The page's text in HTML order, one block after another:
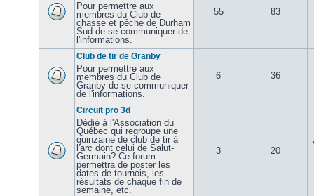
Pour permettre aux
membres du Club de
chasse et pêche de Durham
Sud de se communiquer de
l'informations.
55 83
Club de tir de Granby
Pour permettre aux
membres du Club de
Granby de se communiquer
de l'informations.
6 36
Circuit pro 3d
Dédié à l'Association du
Québec qui regroupe une
quinzaine de club de tir à
l'arc dont celui de Salut-
Germain? Ce forum
permettra de poster les
dates de tournois, les
résultats de chaque fin de
semaine, etc.
3 20